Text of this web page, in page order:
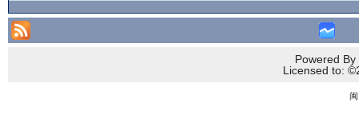
Powered
Licensed to: